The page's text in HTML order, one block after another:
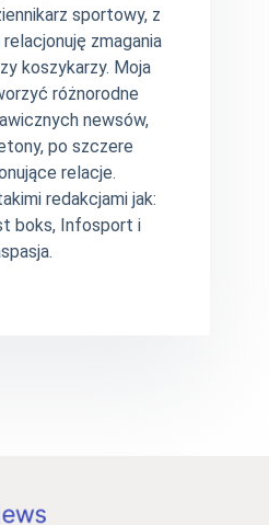
sportowy, z
zmagania
koszykarzy. Moja
różnorodne
newsów,
po szczere
relacje.
redakcjami jak:
boks, Infosport i